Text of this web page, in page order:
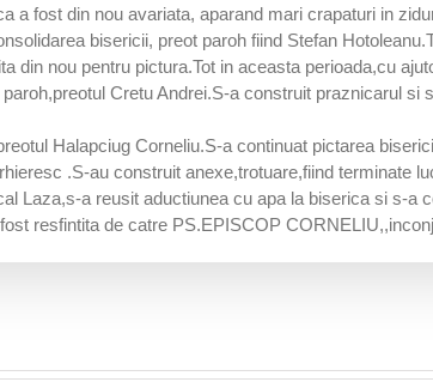
a fost din nou avariata, aparand mari crapaturi in
bisericii, preot paroh fiind Stefan
din nou pentru pictura.Tot in aceasta perioada,cu
Cretu Andrei.S-a construit praznicarul
Halapciug Corneliu.S-a continuat pictarea
.S-au construit anexe,trotuare,fiind terminate
Laza,s-a reusit aductiunea cu apa la biserica si s-a
resfintita de catre PS.EPISCOP